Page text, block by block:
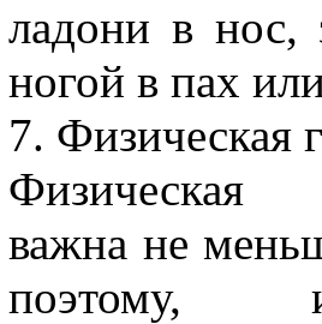
ладони в нос,
ногой в пах
7. Физическая
Физическая
важна не
поэтому,